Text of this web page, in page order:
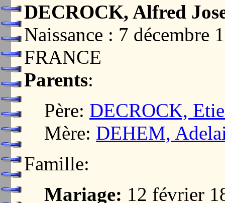
DECROCK, Alfred
Naissance : 7 décembre
FRANCE
Parents:
Père: DECROCK,
Mère: DEHEM,
Famille:
Mariage: 12 février